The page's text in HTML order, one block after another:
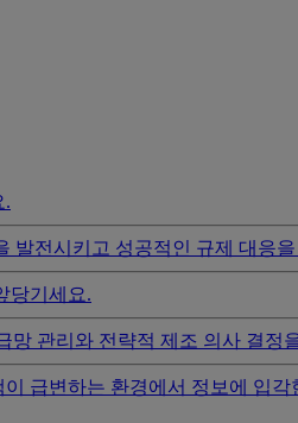
.
발전시키고 성공적인 규제 대응
당기세요.
관리와 전략적 제조 의사 결정
급변하는 환경에서 정보에 입